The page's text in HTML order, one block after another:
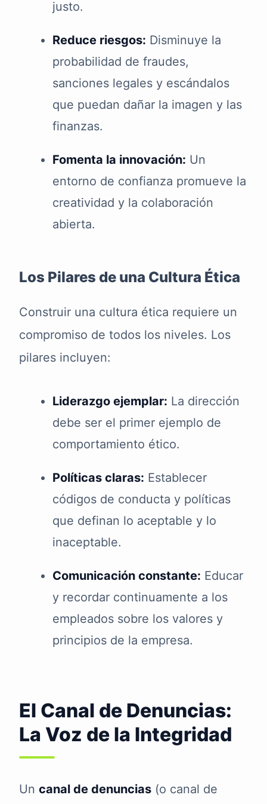
justo.
Reduce riesgos: Disminuye la
probabilidad de fraudes,
sanciones legales y escándalos
que puedan dañar la imagen y las
finanzas.
Fomenta la innovación: Un
entorno de confianza promueve la
creatividad y la colaboración
abierta.
Los Pilares de una Cultura Ética
Construir una cultura ética requiere un
compromiso de todos los niveles. Los
pilares incluyen:
Liderazgo ejemplar: La dirección
debe ser el primer ejemplo de
comportamiento ético.
Políticas claras: Establecer
códigos de conducta y políticas
que definan lo aceptable y lo
inaceptable.
Comunicación constante: Educar
y recordar continuamente a los
empleados sobre los valores y
principios de la empresa.
El Canal de Denuncias:
La Voz de la Integridad
Un canal de denuncias (o canal de